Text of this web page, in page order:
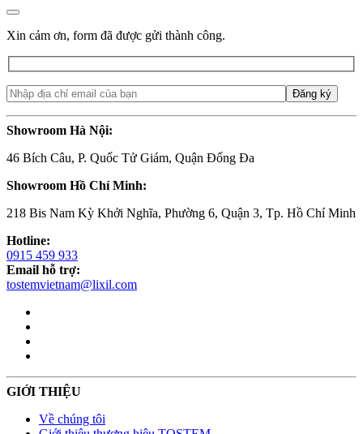
Xin cảm ơn, form đã được gửi thành công.
Showroom Hà Nội:
46 Bích Câu, P. Quốc Tử Giám, Quận Đống Đa
Showroom Hồ Chí Minh:
218 Bis Nam Kỳ Khởi Nghĩa, Phường 6, Quận 3, Tp. Hồ Chí Minh
Hotline:
0915 459 933
Email hỗ trợ:
tostemvietnam@lixil.com
GIỚI THIỆU
Về chúng tôi